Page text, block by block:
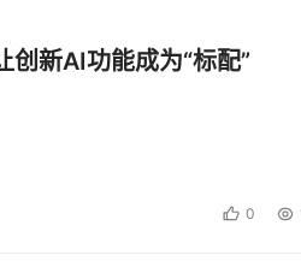
新AI功能成为“标配”
0